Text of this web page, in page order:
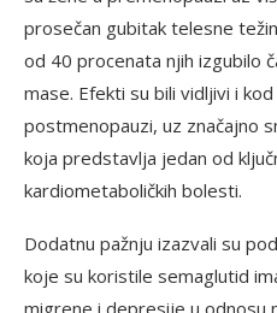
prosečan gubitak telesne
od 40 procenata njih izgubilo
mase. Efekti su bili vidljivi i
postmenopauzi, uz značajno
koja predstavlja jedan od
kardiometaboličkih bolesti.
Dodatnu pažnju izazvali su
koje su koristile semaglutid
migrene i depresije u odnosu